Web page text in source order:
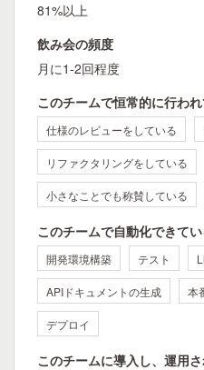
81%以上
飲み会の頻度
月に1-2回程度
このチームで恒常的に行わ
仕様のレビューをしている
リファクタリングをしている
小さなことでも称賛している
このチームで自動化できて
開発環境構築 テスト
APIドキュメントの生成 本
デプロイ
このチームに導入し、運用